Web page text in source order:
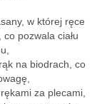
w której ręce
pozwala ciału
na biodrach, co
za plecami,